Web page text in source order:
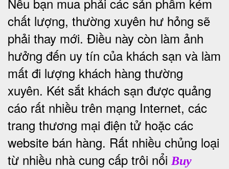
chất lượng, thường xuyên hư hỏng sẽ
phải thay mới. Điều này còn làm ảnh
hưởng đến uy tín của khách sạn và làm
mất đi lượng khách hàng thường
xuyên. Két sắt khách sạn được quảng
cáo rất nhiều trên mạng Internet, các
trang thương mại điện tử hoặc các
website bán hàng. Rất nhiều chủng loại
từ nhiều nhà cung cấp trôi nổi Buy